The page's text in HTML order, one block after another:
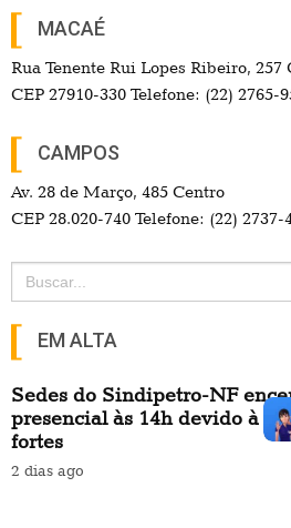
MACAÉ
Rua Tenente Rui Lopes Ribeiro, 257
CEP 27910-330 Telefone: (22) 2765-
CAMPOS
Av. 28 de Março, 485 Centro
CEP 28.020-740 Telefone: (22) 2737-
Search
for:
EM ALTA
Sedes do Sindipetro-NF
presencial às 14h devido à
fortes
2 dias ago